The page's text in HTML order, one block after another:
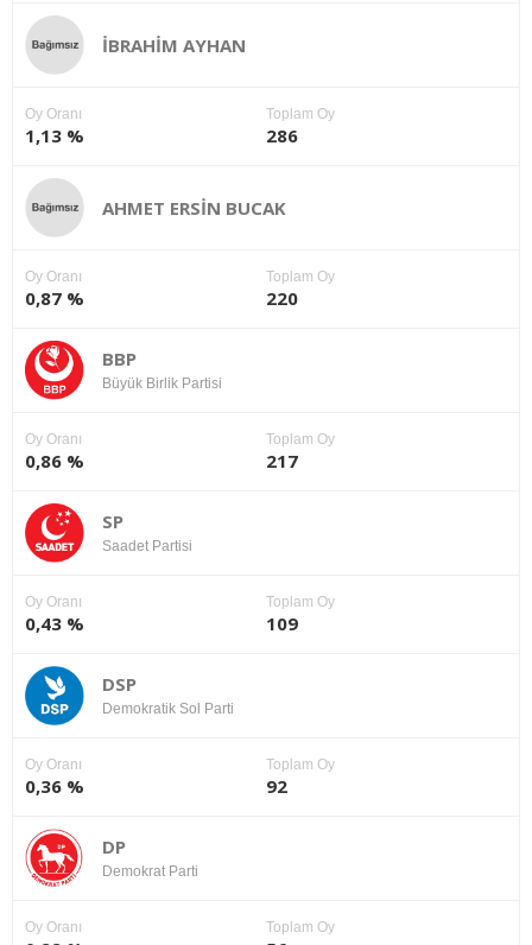
İBRAHİM AYHAN
Oy Oranı
1,13 %
Toplam Oy
286
AHMET ERSİN BUCAK
Oy Oranı
0,87 %
Toplam Oy
220
BBP
Büyük Birlik Partisi
Oy Oranı
0,86 %
Toplam Oy
217
SP
Saadet Partisi
Oy Oranı
0,43 %
Toplam Oy
109
DSP
Demokratik Sol Parti
Oy Oranı
0,36 %
Toplam Oy
92
DP
Demokrat Parti
Oy Oranı Toplam Oy